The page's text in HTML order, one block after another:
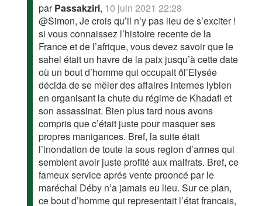
parPassakziri, 10 juin 2021 22:28
@Simon, Je crois qu’il n’y pas lieu de s’exciter !
si vous connaissez l’histoire recente de la
France et de l’afrique, vous devez savoir que le
sahel était un havre de la paix jusqu’à cette date
où un bout d’homme qui occupait öl’Elysée
décida de se mêler des affaires internes lybien
en organisant la chute du régime de Khadafi et
son assassinat. Bien plus tard nous avons
compris que c’était juste pour masquer ses
propres manigances. Bref, la suite était
l’inondation de toute la sous region d’armes qui
semblent avoir juste profité aux malfrats. Bref, ce
fameux service aprés vente prooncé par le
maréchal Déby n’a jamais eu lieu. Sur ce plan,
ce bout d’homme qui representait l’état francais,